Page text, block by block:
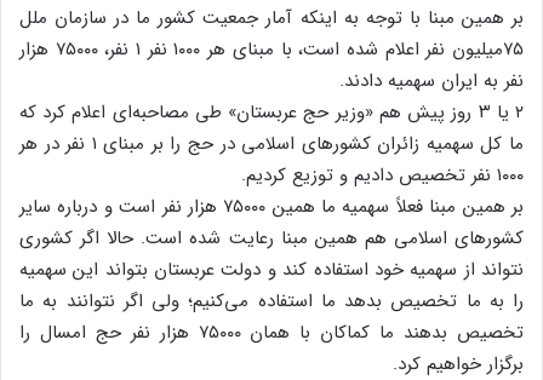
بر همین مبنا با توجه به اینکه آمار جمعیت کشور ما در سازمان ملل
۷۵میلیون نفر اعلام شده است، با مبنای هر ۱۰۰۰ نفر ۱ نفر، ۷۵۰۰۰ هزار
نفر به ایران سهمیه دادند.
۲ یا ۳ روز پیش هم «وزیر حج عربستان» طی مصاحبه‌ای اعلام کرد که
ما کل سهمیه زائران کشورهای اسلامی در حج را بر مبنای ۱ نفر در هر
۱۰۰۰ نفر تخصیص دادیم و توزیع کردیم.
بر همین مبنا فعلاً سهمیه ما همین ۷۵۰۰۰ هزار نفر است و درباره سایر
کشورهای اسلامی هم همین مبنا رعایت شده است. حالا اگر کشوری
نتواند از سهمیه خود استفاده کند و دولت عربستان بتواند این سهمیه
را به ما تخصیص بدهد ما استفاده می‌کنیم؛ ولی اگر نتوانند به ما
تخصیص بدهند ما کماکان با همان ۷۵۰۰۰ هزار نفر حج امسال را
برگزار خواهیم کرد.